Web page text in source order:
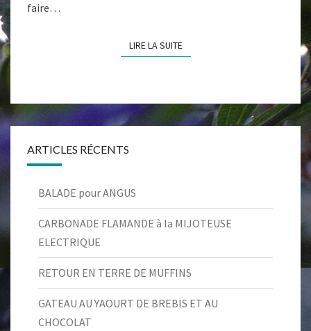
faire…
LIRE LA SUITELIRE LA SUITE
ARTICLES RÉCENTS
BALADE pour ANGUS
CARBONADE FLAMANDE à la MIJOTEUSE
ELECTRIQUE
RETOUR EN TERRE DE MUFFINS
GATEAU AU YAOURT DE BREBIS ET AU
CHOCOLAT